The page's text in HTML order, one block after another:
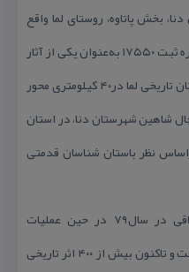
بخش پاتاوه، روستای لما واقع
شده و این اثر در ۶ اسفند ۱۳۸۵ با شماره ثبت ۱۷۵۵۰ به‌عنوان یكی از آثار
ملی ایران به ثبت رسیده است. گورستان تاریخی لما در۴۰ كیلومتری محور
شاهین شهرستان دنا، در استان
نظر باستان شناسان قدمتی
این گورستان قدیمی به صورت اتفاقی در سال۷۹ در حین عملیات
راهسازی در این منطقه كشف شده است و تاكنون بیش از ۴۰۰ اثر تاریخی